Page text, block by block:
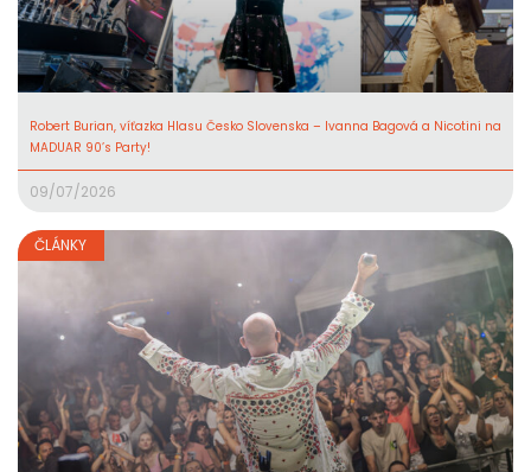
Robert Burian, víťazka Hlasu Česko Slovenska – Ivanna Bagová a Nicotini na
MADUAR 90’s Party!
09/07/2026
ČLÁNKY